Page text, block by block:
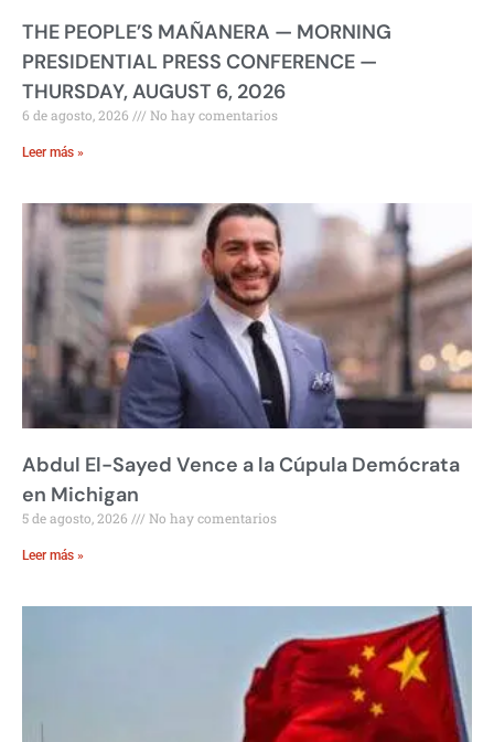
THE PEOPLE’S MAÑANERA — MORNING
PRESIDENTIAL PRESS CONFERENCE —
THURSDAY, AUGUST 6, 2026
6 de agosto, 2026 No hay comentarios
Leer más »
Abdul El-Sayed Vence a la Cúpula Demócrata
en Michigan
5 de agosto, 2026 No hay comentarios
Leer más »